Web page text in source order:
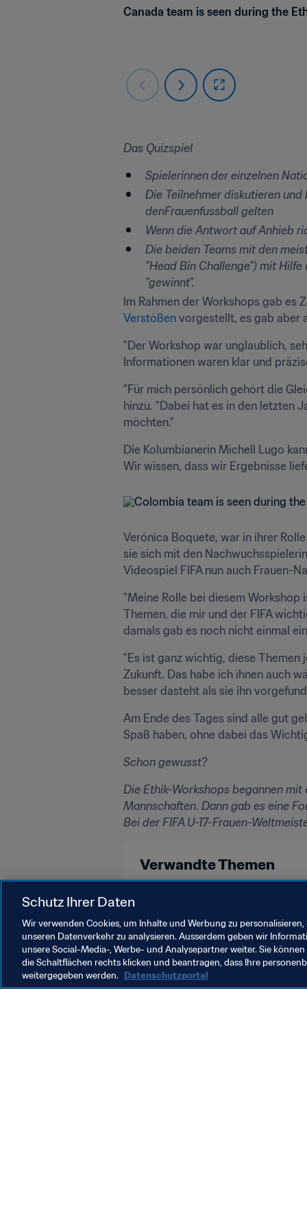
Canada team is seen during the
Das Quizspiel
Spielerinnen der einzelnen
Die Teilnehmer diskutieren
denFrauenfussball gelten
Wenn die Antwort auf Anhieb
Die beiden Teams mit den
"Head Bin Challenge") mit
"gewinnt".
Im Rahmen der Workshops gab es
Verstößen vorgestellt, es gab aber
"Der Workshop war unglaublich,
Informationen waren klar und
"Für mich persönlich gehört die
hinzu. "Dabei hat es in den letzten
möchten."
Die Kolumbianerin Michell Lugo
Wir wissen, dass wir Ergebnisse
Verónica Boquete, war in ihrer
sie sich mit den
Videospiel FIFA nun auch Frauen-
"Meine Rolle bei diesem
Themen, die mir und der FIFA
damals gab es noch nicht einmal
"Es ist ganz wichtig, diese Themen
Zukunft. Das habe ich ihnen auch
besser dasteht als sie ihn
Am Ende des Tages sind alle gut
Spaß haben, ohne dabei das
Schon gewusst?
Die Ethik-Workshops begannen
Mannschaften. Dann gab es eine
Bei der FIFA U-17-Frauen-
Verwandte Themen
Schutz Ihrer Daten
Wir verwenden Cookies, um Inhalte und Werbung zu
unseren Datenverkehr zu analysieren. Ausserdem geben wir
unsere Social-Media-, Werbe- und Analysepartner weiter. Sie
die Schaltflächen rechts klicken und beantragen, dass Ihre
weitergegeben werden. Datenschutzportal